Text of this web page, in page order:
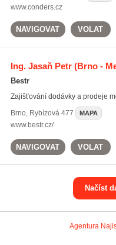
www.conders.cz
NAVIGOVAT VOLAT
Ing. Jasaň Petr(Brno -
Bestr
Zajišťování dodávky a prodeje
Brno, Rybízová 477 MAPA
www.bestr.cz/
NAVIGOVAT VOLAT
Načíst
Agentura